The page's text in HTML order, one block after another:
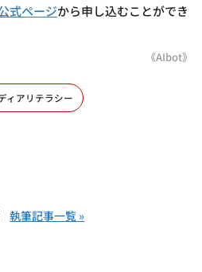
式ページから申し込むことができ
《AIbot》
ィアリテラシー